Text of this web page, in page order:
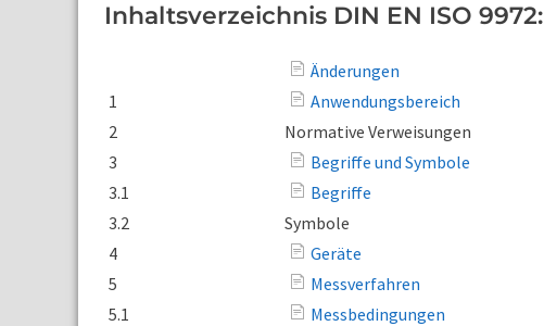
Inhaltsverzeichnis DIN EN ISO 9972:
Änderungen
1
Anwendungsbereich
2
Normative Verweisungen
3
Begriffe und Symbole
3.1
Begriffe
3.2
Symbole
4
Geräte
5
Messverfahren
5.1
Messbedingungen